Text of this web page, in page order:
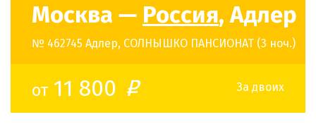
Москва — Россия, Адлер
№ 462745 Адлер, СОЛНЫШКО ПАНСИОНАТ (3 ноч.)
от11 800 o За двоих